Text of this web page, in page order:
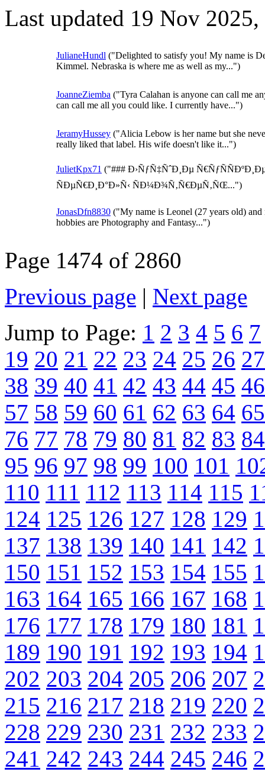
Last updated 19 Nov
JulianeHundl ("Delighted to satisfy you! My name is
Kimmel. Nebraska is where me as well as my...")
JoanneZiemba ("Tyra Calahan is anyone can call me
can call me all you could like. I currently have...")
JeramyHussey ("Alicia Lebow is her name but she
really liked that label. His wife doesn't like it...")
JulietKpx71 ("### Ð›ÑƒÑ‡ÑˆÐ¸Ðµ
ÑÐµÑ€Ð¸Ð°Ð»Ñ‹ ÑÐ¼Ð¾Ñ‚Ñ€ÐµÑ‚ÑŒ...")
JonasDfn8830 ("My name is Leonel (27 years old) and
hobbies are Photography and Fantasy...")
Page 1474 of 2860
Previous page | Next page
Jump to Page: 1 2 3 4 5 6 7
19 20 21 22 23 24 25 26 27
38 39 40 41 42 43 44 45 46
57 58 59 60 61 62 63 64 65
76 77 78 79 80 81 82 83 84
95 96 97 98 99 100 101
110 111 112 113 114 115
124 125 126 127 128 129
137 138 139 140 141 142
150 151 152 153 154 155
163 164 165 166 167 168
176 177 178 179 180 181
189 190 191 192 193 194
202 203 204 205 206 207
215 216 217 218 219 220
228 229 230 231 232 233
241 242 243 244 245 246